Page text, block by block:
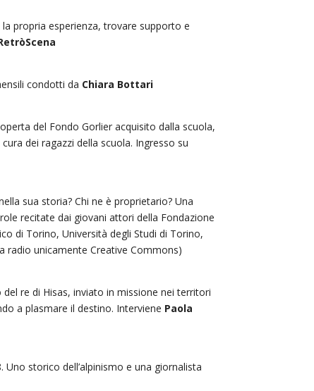
propria esperienza, trovare supporto e
condotti da Chiara Bottari
del Fondo Gorlier acquisito dalla scuola,
dei ragazzi della scuola. Ingresso su
sua storia? Chi ne è proprietario? Una
recitate dai giovani attori della Fondazione
di Torino, Università degli Studi di Torino,
radio unicamente Creative Commons)
re di Hisas, inviato in missione nei territori
a plasmare il destino. Interviene Paola
storico dell’alpinismo e una giornalista